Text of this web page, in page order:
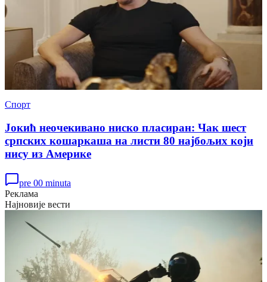
Спорт
Јокић неочекивано ниско пласиран: Чак шест
српских кошаркаша на листи 80 најбољих који
нису из Америке
pre 00 minuta
Реклама
Најновије вести